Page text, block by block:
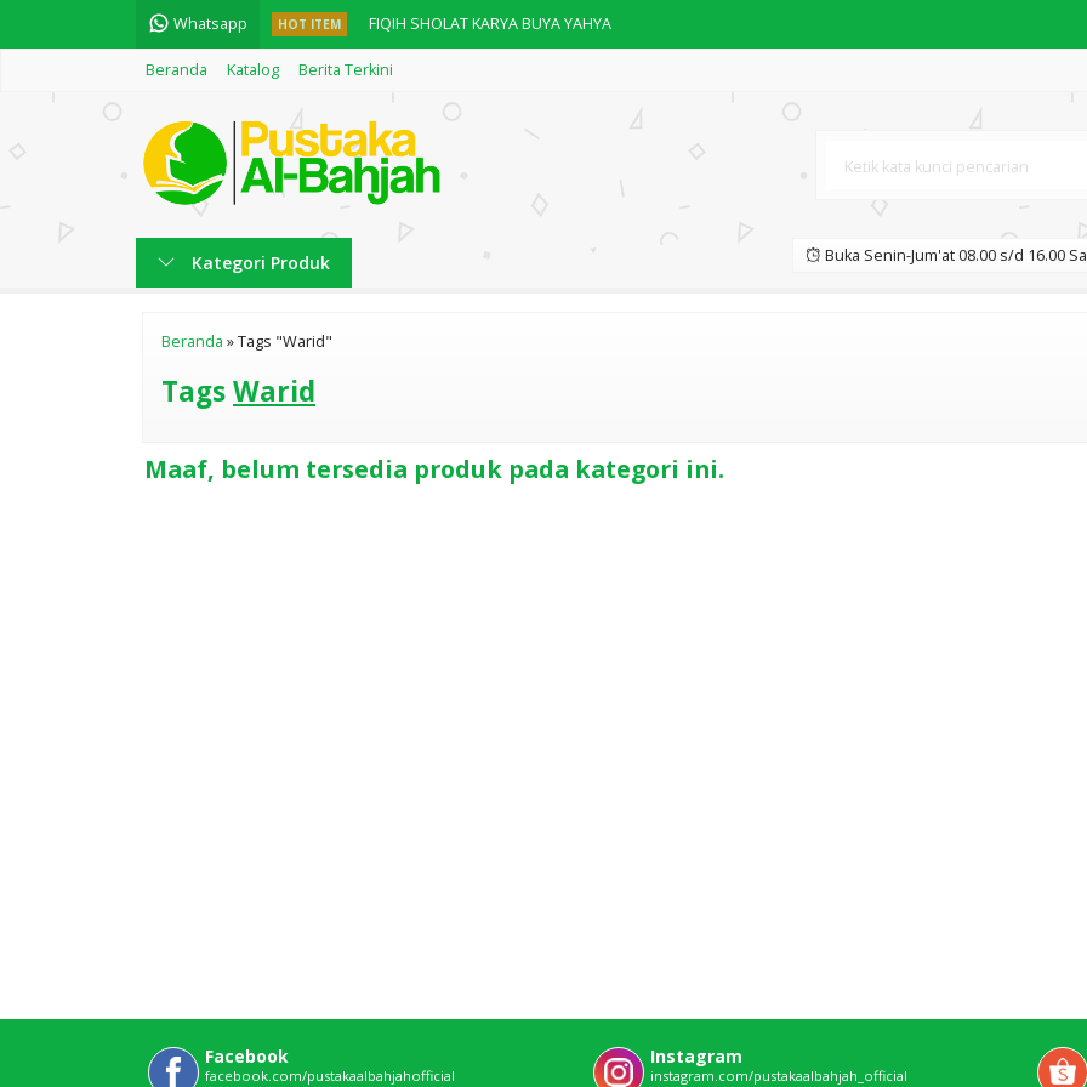
Whatsapp HOT ITEM FIQIH SHOLAT KARYA BUYA YAHYA
KITAB MAULID AD DIBA'I
Fiqih Praktis Haji dan Umrah yang Mudah Dipahami
النجاح في تكملة المفتاح
Beranda Katalog Berita Terkini
Kategori Produk Buka Senin-Jum'at 08.00 s/d 16.00
Beranda »Tags "Warid"
TagsWarid
Maaf, belum tersedia produk pada kategori ini.
Facebook
facebook.com/pustakaalbahjahofficial
Instagram
instagram.com/pustakaalbahjah_official